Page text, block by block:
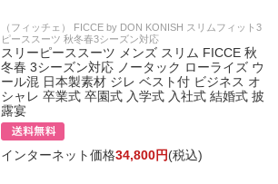
（フィッチェ） FICCE by DON KONISH スリムフィット3
ピーススーツ 秋冬春3シーズン対応
スリーピーススーツ メンズ スリム FICCE 秋
冬春 3シーズン対応 ノータック ローライズ ウ
ール混 日本製素材 ジレ ベスト付 ビジネス オ
シャレ 卒業式 卒園式 入学式 入社式 結婚式 披
露宴
インターネット価格34,800円(税込)